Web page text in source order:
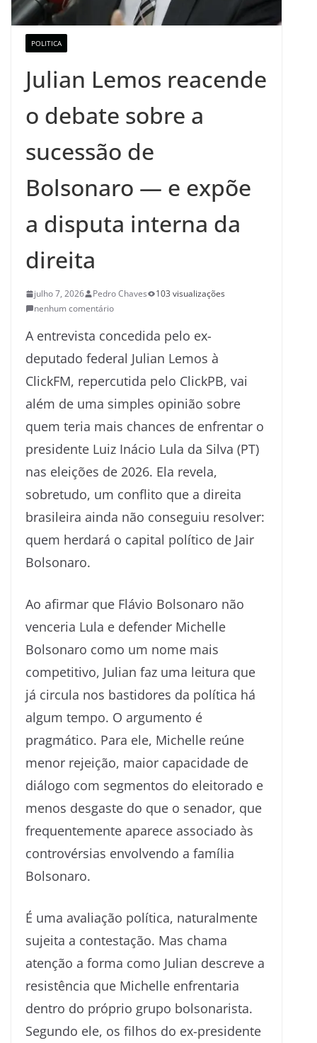
POLITICA
Julian Lemos reacende
o debate sobre a
sucessão de
Bolsonaro — e expõe
a disputa interna da
direita
julho 7, 2026 Pedro Chaves
103 visualizações
nenhum comentário
A entrevista concedida pelo ex-
deputado federal Julian Lemos à
ClickFM, repercutida pelo ClickPB, vai
além de uma simples opinião sobre
quem teria mais chances de enfrentar o
presidente Luiz Inácio Lula da Silva (PT)
nas eleições de 2026. Ela revela,
sobretudo, um conflito que a direita
brasileira ainda não conseguiu resolver:
quem herdará o capital político de Jair
Bolsonaro.
Ao afirmar que Flávio Bolsonaro não
venceria Lula e defender Michelle
Bolsonaro como um nome mais
competitivo, Julian faz uma leitura que
já circula nos bastidores da política há
algum tempo. O argumento é
pragmático. Para ele, Michelle reúne
menor rejeição, maior capacidade de
diálogo com segmentos do eleitorado e
menos desgaste do que o senador, que
frequentemente aparece associado às
controvérsias envolvendo a família
Bolsonaro.
É uma avaliação política, naturalmente
sujeita a contestação. Mas chama
atenção a forma como Julian descreve a
resistência que Michelle enfrentaria
dentro do próprio grupo bolsonarista.
Segundo ele, os filhos do ex-presidente